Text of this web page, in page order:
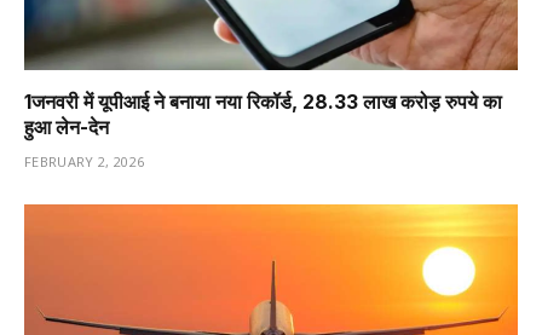
1️जनवरी में यूपीआई ने बनाया नया रिकॉर्ड, 28.33 लाख करोड़ रुपये का
हुआ लेन-देन
FEBRUARY 2, 2026